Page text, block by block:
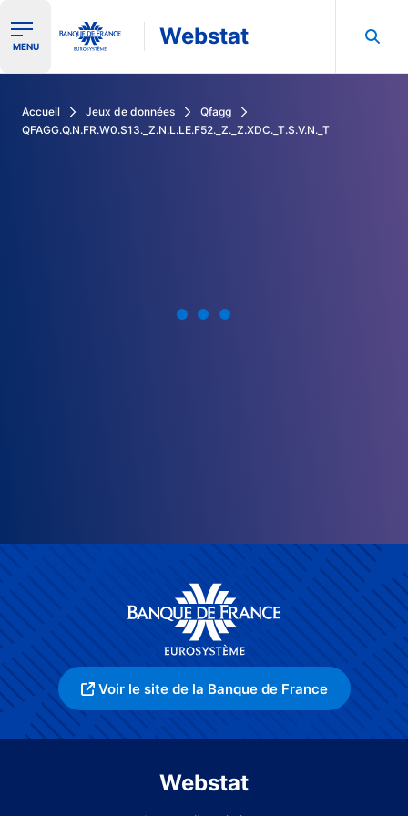
Ouvrir le menu de navigation
MENU Webstat
Accueil Jeux de données
Qfagg
QFAGG.Q.N.FR.W0.S13._Z.N.L.LE.F52._Z._Z.XDC._T.S.V.N._T
Voir le site de la Banque de France
Webstat